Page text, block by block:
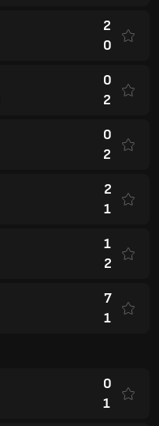
2
0
0
2
0
2
2
1
1
2
7
1
0
1